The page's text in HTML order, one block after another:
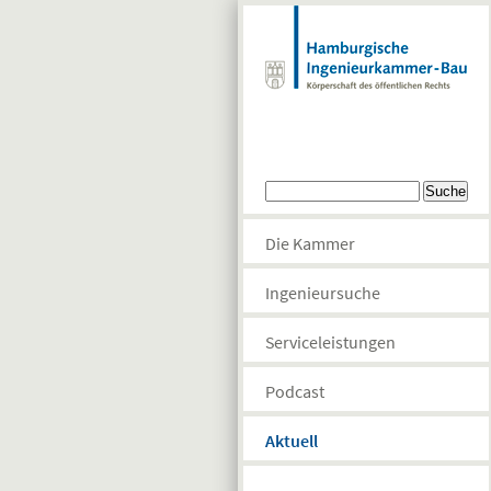
Suchformular
Die Kammer
Ingenieursuche
Serviceleistungen
Podcast
Aktuell